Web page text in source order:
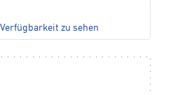
zu sehen